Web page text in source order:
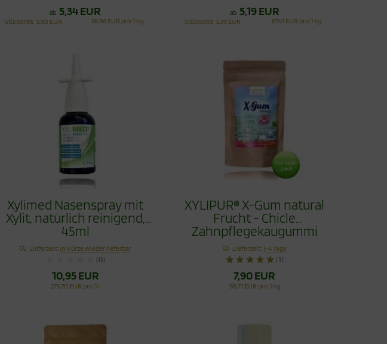
ab 5,34 EUR
Stückpreis 5,90 EUR 58,96 EUR pro 1 kg
ab 5,19 EUR
Stückpreis 5,39 EUR 67,41 EUR pro 1 kg
Xylimed Nasenspray mit
Xylit, natürlich reinigend,
45ml
Lieferzeit: in Kürze wieder lieferbar
(0)
10,95 EUR
273,70 EUR pro 1 l
XYLIPUR® X-Gum natural
Frucht - Chicle
Zahnpflegekaugummi
Vorteilspack 80g
Lieferzeit:1-4 Tage
(1)
7,90 EUR
98,71 EUR pro 1 kg